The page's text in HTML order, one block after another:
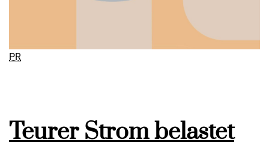
PR
Teurer Strom belastet